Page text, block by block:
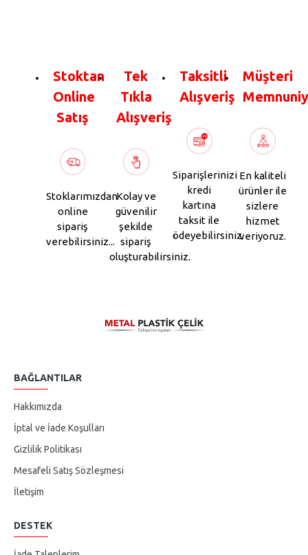
Stoktan
Online
Satış
Stoklarımızdan
online
sipariş
verebilirsiniz...
Tek
Tıkla
Alışveriş
Kolay ve
güvenilir
şekilde
sipariş
oluşturabilirsiniz.
Taksitli
Alışveriş
Siparişlerinizi
kredi
kartına
taksit ile
ödeyebilirsiniz.
Müşteri
En kaliteli
ürünler ile
sizlere
hizmet
veriyoruz.
BAĞLANTILAR
Hakkımızda
İptal ve İade Koşulları
Gizlilik Politikası
Mesafeli Satış Sözleşmesi
İletişim
DESTEK